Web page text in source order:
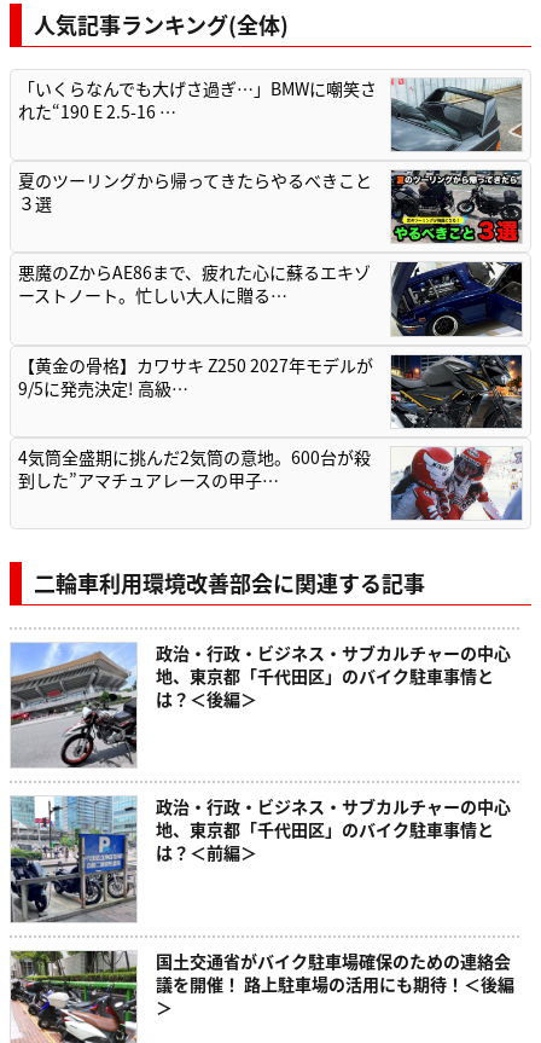
人気記事ランキング(全体)
「いくらなんでも大げさ過ぎ…」BMWに嘲笑さ
れた“190 E 2.5-16 …
夏のツーリングから帰ってきたらやるべきこと
３選
悪魔のZからAE86まで、疲れた心に蘇るエキゾ
ーストノート。忙しい大人に贈る…
【黄金の骨格】カワサキ Z250 2027年モデルが
9/5に発売決定! 高級…
4気筒全盛期に挑んだ2気筒の意地。600台が殺
到した”アマチュアレースの甲子…
二輪車利用環境改善部会に関連する記事
政治・行政・ビジネス・サブカルチャーの中心
地、東京都「千代田区」のバイク駐車事情と
は？＜後編＞
政治・行政・ビジネス・サブカルチャーの中心
地、東京都「千代田区」のバイク駐車事情と
は？＜前編＞
国土交通省がバイク駐車場確保のための連絡会
議を開催！ 路上駐車場の活用にも期待！＜後編
＞